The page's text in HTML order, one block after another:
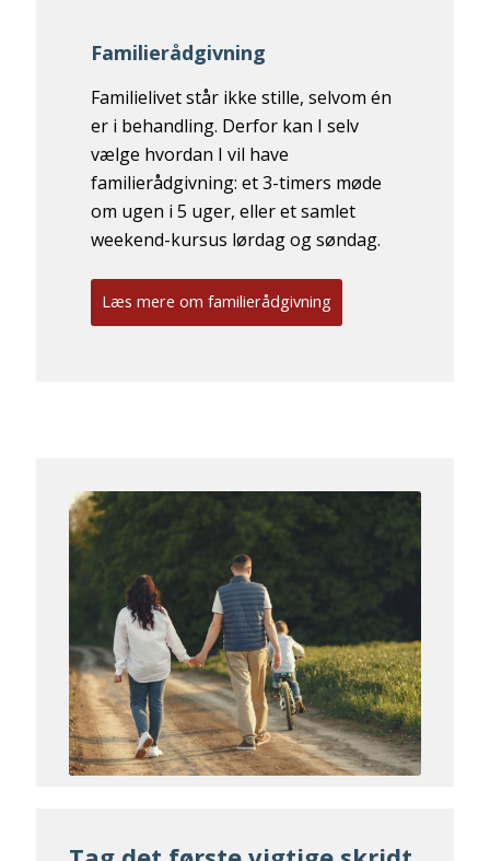
Familierådgivning
Familielivet står ikke stille, selvom én
er i behandling. Derfor kan I selv
vælge hvordan I vil have
familierådgivning: et 3-timers møde
om ugen i 5 uger, eller et samlet
weekend-kursus lørdag og søndag.
Læs mere om familierådgivning